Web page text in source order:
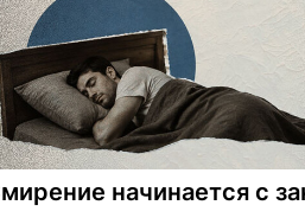
начинается с